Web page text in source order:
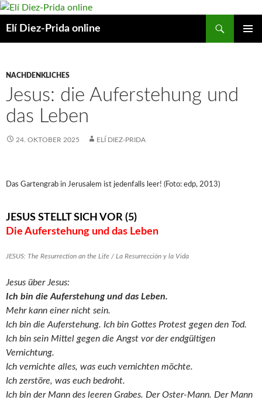
Elí Diez-Prida online
NACHDENKLICHES
Jesus: die Auferstehung und
das Leben
24. OKTOBER 2025 ELÍ DIEZ-PRIDA
Das Gartengrab in Jerusalem ist jedenfalls leer! (Foto: edp, 2013)
JESUS STELLT SICH VOR (5)
Die Auferstehung und das Leben
JESUS: The Resurrection an the Life / La Resurrección y la Vida
Jesus über Jesus:
Ich bin die Auferstehung und das Leben.
Mehr kann einer nicht sein.
Ich bin die Auferstehung. Ich bin Gottes Protest gegen den Tod.
Ich bin sein Mittel gegen die Angst vor der endgültigen
Vernichtung.
Ich vernichte alles, was euch vernichten möchte.
Ich zerstöre, was euch bedroht.
Ich bin der Mann des leeren Grabes. Der Oster-Mann. Der Mann